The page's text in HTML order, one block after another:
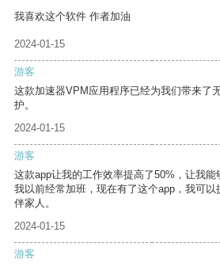
我喜欢这个软件 作者加油
2024-01-15
游客
这款加速器VPM应用程序已经为我们带来了
护。
2024-01-15
游客
这款app让我的工作效率提高了50%，让我能
我以前经常加班，现在有了这个app，我可
伴家人。
2024-01-15
游客